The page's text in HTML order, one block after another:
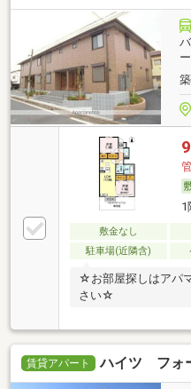
1
敷金なし
駐車場(近隣含)
☆お部屋探しはアパ
さい☆
賃貸アパート ハイツ フォ